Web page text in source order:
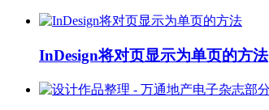
InDesign将对页显示为单页的方法